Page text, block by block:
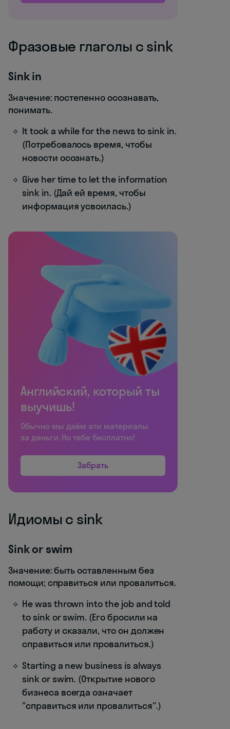
Фразовые глаголы с sink
Sink in
Значение: постепенно осознавать,
понимать.
It took a while for the news to sink in.
(Потребовалось время, чтобы
новости осознать.)
Give her time to let the information
sink in. (Дай ей время, чтобы
информация усвоилась.)
Английский, который ты
выучишь!
Обычно мы даём эти материалы
за деньги. Но тебе бесплатно!
Забрать
Идиомы с sink
Sink or swim
Значение: быть оставленным без
помощи; справиться или провалиться.
He was thrown into the job and told
to sink or swim. (Его бросили на
работу и сказали, что он должен
справиться или провалиться.)
Starting a new business is always
sink or swim. (Открытие нового
бизнеса всегда означает
"справиться или провалиться".)